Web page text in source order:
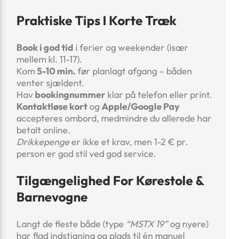
Praktiske Tips I Korte Træk
Book i god tid i ferier og weekender (især
mellem kl. 11-17).
Kom5-10 min.før planlagt afgang – båden
venter sjældent.
Hav bookingnummer klar på telefon eller print.
Kontaktløse kortogApple/Google Pay
accepteres ombord, medmindre du allerede har
betalt online.
Drikkepengeer ikke et krav, men 1-2 € pr.
person er god stil ved god service.
Tilgængelighed For Kørestole &
Barnevogne
Langt de fleste både (type “MSTX 19”og nyere)
har flad indstigning og plads til én manuel